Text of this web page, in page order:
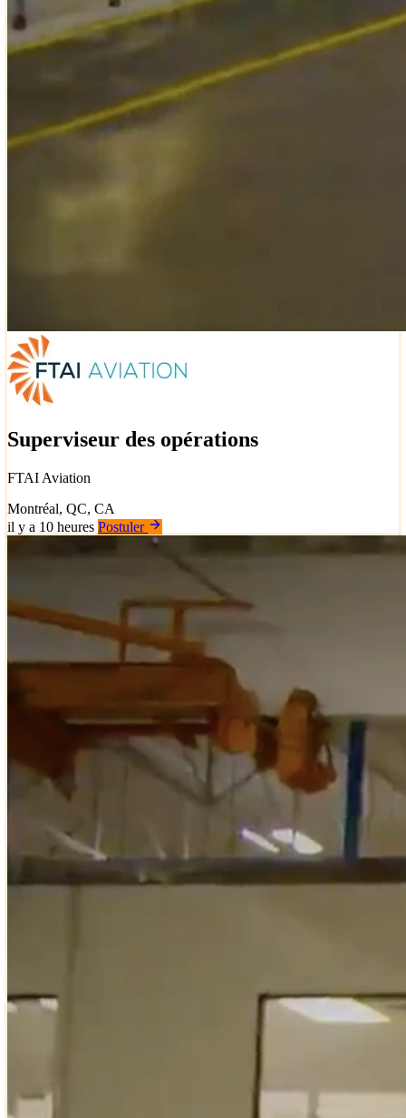
Superviseur des opérations
FTAI Aviation
Montréal, QC, CA
il y a 10 heures Postuler